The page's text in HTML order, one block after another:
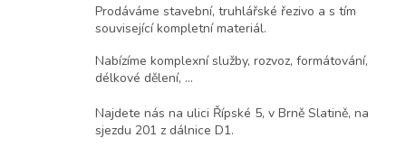
á
d
a
c
r
v
Prodáváme stavební, truhlářské řezivo a s tím
související kompletní materiál.
Nabízíme komplexní služby, rozvoz, formátování,
délkové dělení, ...
Najdete nás na ulici Řípské 5, v Brně Slatině, na
sjezdu 201 z dálnice D1.